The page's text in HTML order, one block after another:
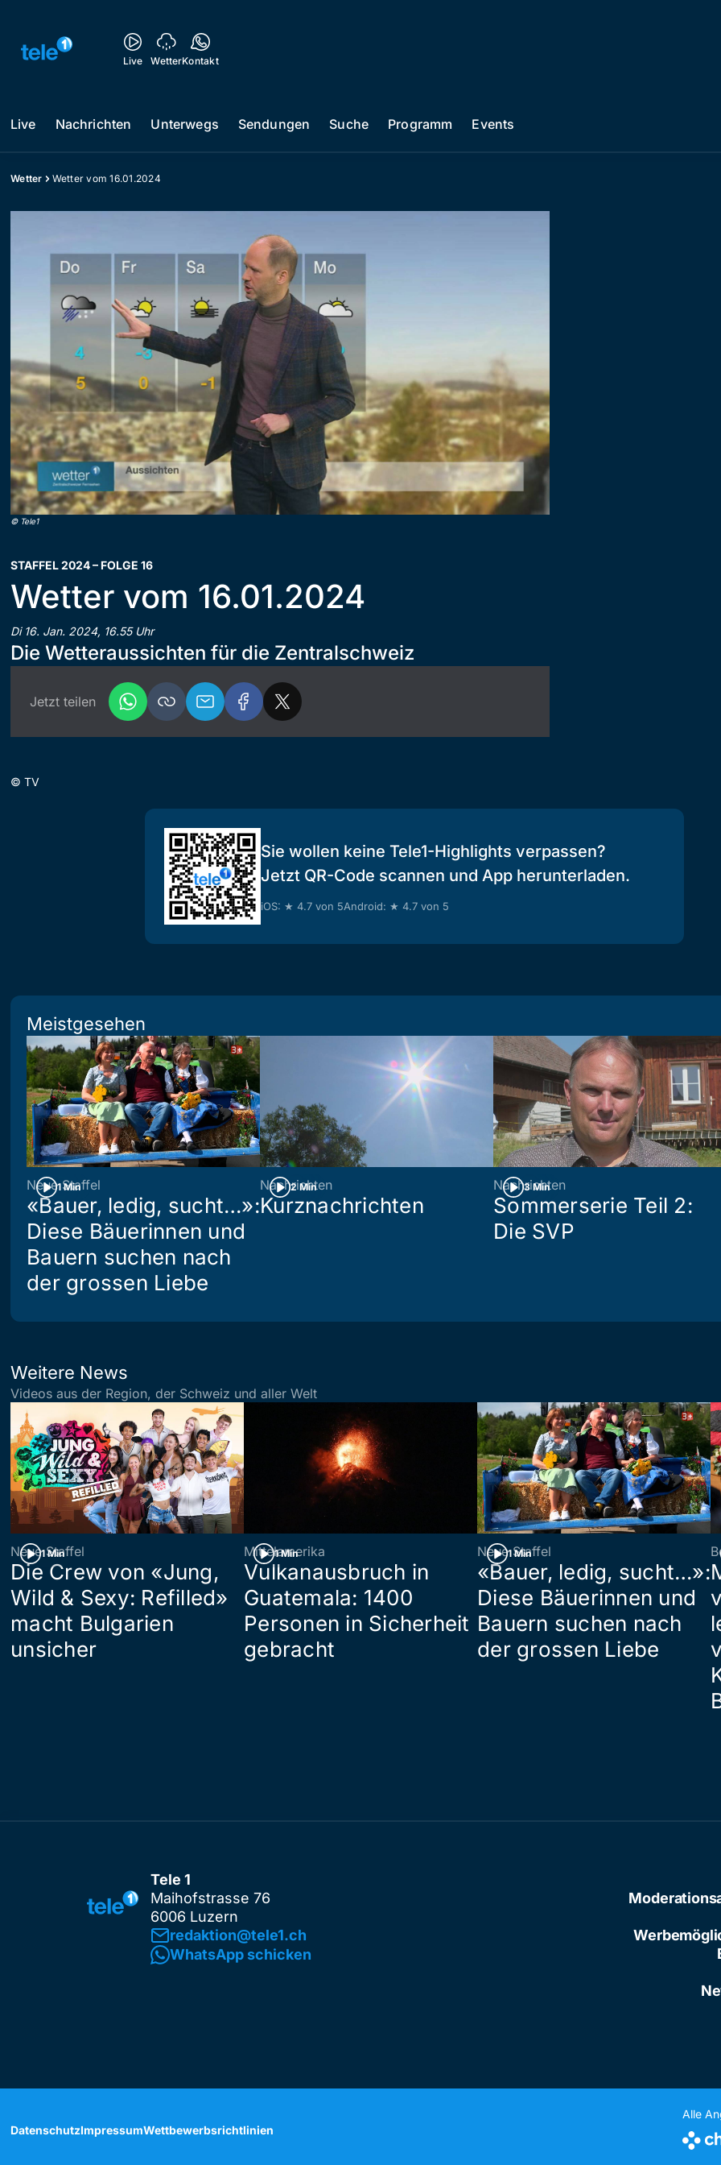
Live WetterKontakt
Live Nachrichten Unterwegs Sendungen Suche Programm Events
Wetter Wetter vom 16.01.2024
© Tele1
STAFFEL 2024 – FOLGE 16
Wetter vom 16.01.2024
Di 16. Jan. 2024, 16.55 Uhr
Die Wetteraussichten für die Zentralschweiz
Jetzt teilen
© TV
Sie wollen keine Tele1-Highlights verpassen?
Jetzt QR-Code scannen und App herunterladen.
iOS: ★ 4.7 von 5Android: ★ 4.7 von 5
Meistgesehen
1 Min
Neue Staffel
«Bauer, ledig, sucht…»:
Diese Bäuerinnen und
Bauern suchen nach
der grossen Liebe
2 Min
Nachrichten
Kurznachrichten
3 Min
Nachrichten
Sommerserie Teil 2:
Die SVP
Weitere News
Videos aus der Region, der Schweiz und aller Welt
1 Min
Neue Staffel
Die Crew von «Jung,
Wild & Sexy: Refilled»
macht Bulgarien
unsicher
1 Min
Mittelamerika
Vulkanausbruch in
Guatemala: 1400
Personen in Sicherheit
gebracht
1 Min
Neue Staffel
«Bauer, ledig, sucht…»:
Diese Bäuerinnen und
Bauern suchen nach
der grossen Liebe
Tele 1
Maihofstrasse 76
6006 Luzern
redaktion@tele1.ch
WhatsApp schicken
DatenschutzImpressumWettbewerbsrichtlinien
Alle